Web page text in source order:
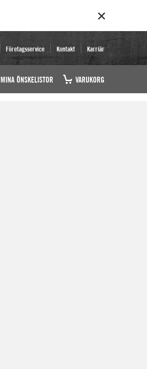
Företagsservice Kontakt Karriär
MINA ÖNSKELISTOR VARUKORG